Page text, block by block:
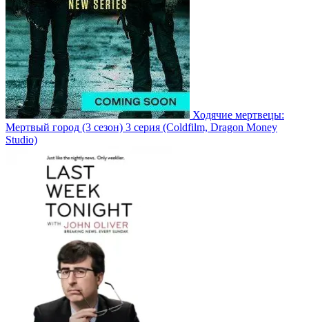
Ходячие мертвецы:
Мертвый город (3 сезон) 3 серия (Coldfilm, Dragon Money
Studio)